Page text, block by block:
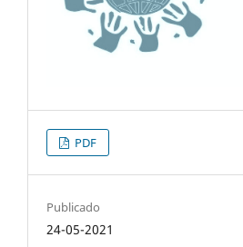
PDF
Publicado
24-05-2021